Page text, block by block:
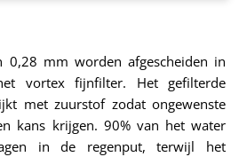
0,28 mm worden afgescheiden in
vortex fijnfilter. Het gefilterde
met zuurstof zodat ongewenste
kans krijgen. 90% van het water
in de regenput, terwijl het